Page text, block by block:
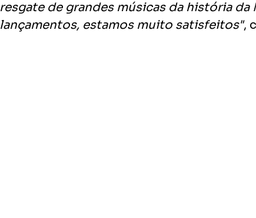
resgate de grandes músicas da história da
lançamentos, estamos muito satisfeitos",